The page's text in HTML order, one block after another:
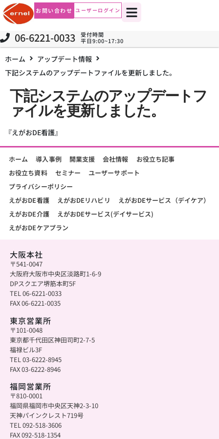
お問い合わせ ユーザーログイン
06-6221-0033
受付時間
平日9:00~17:30
ホーム
アップデート情報
下記システムのアップデートファイルを更新しました。
下記システムのアップデートフ
ァイルを更新しました。
『えがおDE看護』
ホーム 導入事例 開業支援 会社情報
お役立ち記事
お役立ち資料
セミナー
ユーザーサポート
プライバシーポリシー
えがおDE看護
えがおDEリハビリ
えがおDEサービス（デイケア）
えがおDE介護
えがおDEサービス(デイサービス)
えがおDEケアプラン
大阪本社
〒541-0047
大阪府大阪市中央区淡路町1-6-9
DPスクエア堺筋本町5F
TEL 06-6221-0033
FAX 06-6221-0035
東京営業所
〒101-0048
東京都千代田区神田司町2-7-5
福禄ビル3F
TEL 03-6222-8945
FAX 03-6222-8946
福岡営業所
〒810-0001
福岡県福岡市中央区天神2-3-10
天神パインクレスト719号
TEL 092-518-3606
FAX 092-518-1354